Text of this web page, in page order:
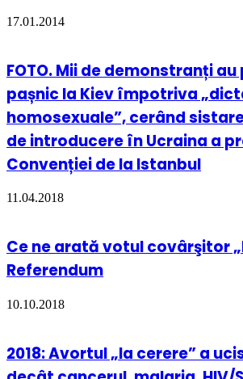
17.01.2014
FOTO. Mii de demonstranți
pașnic la Kiev împotriva
homosexuale”, cerând
de introducere în Ucraina a
Convenției de la Istanbul
11.04.2018
Ce ne arată votul covârşitor
Referendum
10.10.2018
2018: Avortul „la cerere” a